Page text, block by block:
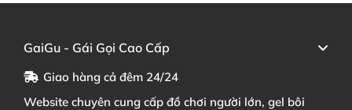
GaiGu - Gái Gọi Cao Cấp
Giao hàng cả đêm 24/24
Website chuyên cung cấp đồ chơi người lớn, gel bôi